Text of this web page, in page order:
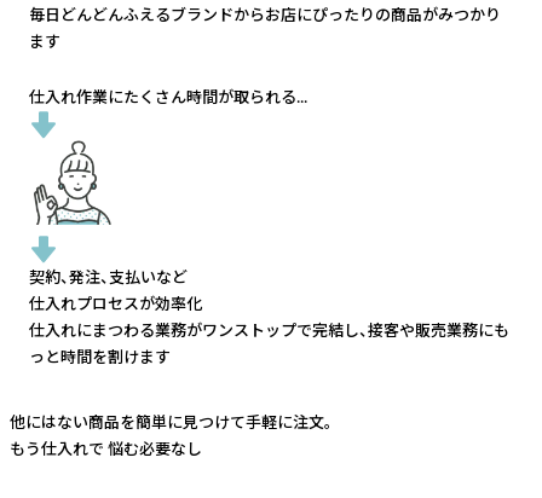
毎日どんどんふえるブランドからお店にぴったりの商品がみつかり
ます
仕入れ作業にたくさん時間が取られる...
契約、発注、支払いなど
仕入れプロセスが効率化
仕入れにまつわる業務がワンストップで完結し、接客や販売業務にも
っと時間を割けます
他にはない商品を簡単に見つけて手軽に注文。
もう仕入れで 悩む必要なし